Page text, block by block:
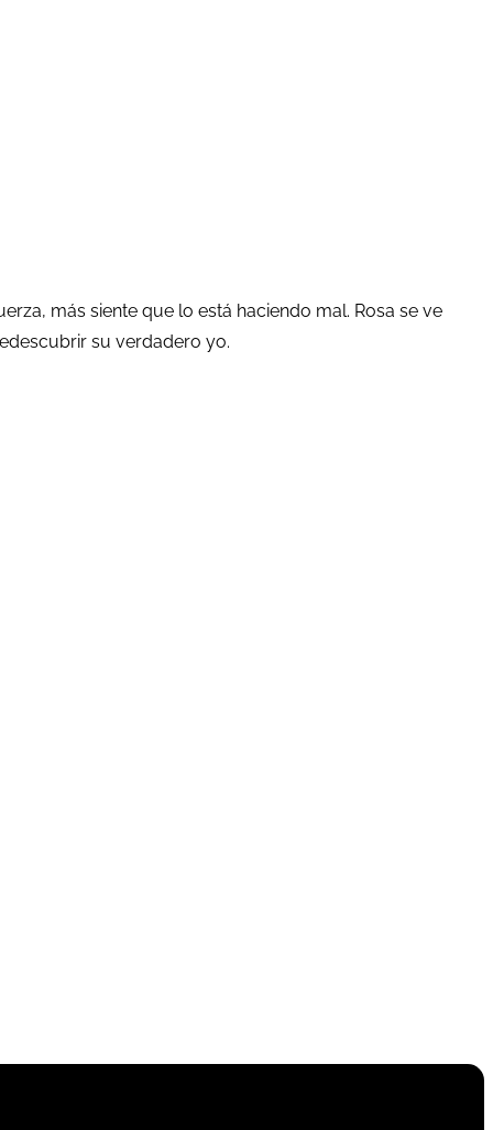
más siente que lo está haciendo mal. Rosa se ve
su verdadero yo.